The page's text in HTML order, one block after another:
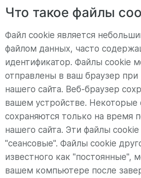
Что такое файлы
Файл cookie является
файлом данных, часто
идентификатор. Файлы cookie
отправлены в ваш браузер
нашего сайта. Веб-браузер
вашем устройстве. Некоторые
сохраняются только на время
нашего сайта. Эти файлы
"сеансовые". Файлы cookie
известного как "постоянные",
вашем компьютере после